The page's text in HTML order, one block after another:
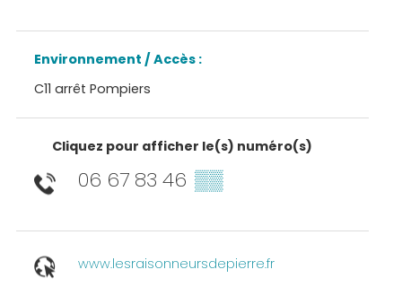
Environnement / Accès :
C11 arrêt Pompiers
Cliquez pour afficher le(s) numéro(s)
06 67 83 46 ▒▒
www.lesraisonneursdepierre.fr